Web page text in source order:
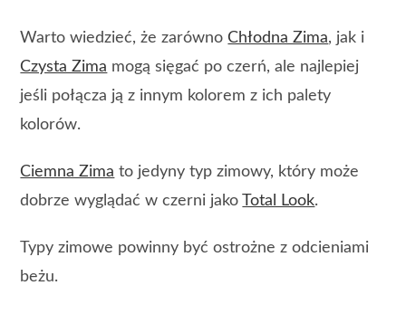
Warto wiedzieć, że zarównoChłodna Zima, jak i
Czysta Zima mogą sięgać po czerń, ale najlepiej
jeśli połącza ją z innym kolorem z ich palety
kolorów.
Ciemna Zima to jedyny typ zimowy, który może
dobrze wyglądać w czerni jakoTotal Look.
Typy zimowe powinny być ostrożne z odcieniami
beżu.